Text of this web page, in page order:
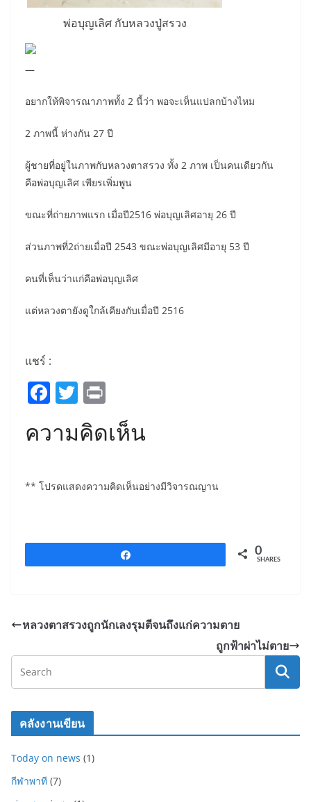
พ่อบุญเลิศ กับหลวงปู่สรวง
—
อยากให้พิจารณาภาพทั้ง 2 นี้ว่า พอจะเห็นแปลกบ้างไหม
2 ภาพนี้ ห่างกัน 27 ปี
ผู้ชายที่อยู่ในภาพกับหลวงตาสรวง ทั้ง 2 ภาพ เป็นคนเดียวกัน
คือพ่อบุญเลิศ เพียรเพิ่มพูน
ขณะที่ถ่ายภาพแรก เมื่อปี2516 พ่อบุญเลิศอายุ 26 ปี
ส่วนภาพที่2ถ่ายเมื่อปี 2543 ขณะพ่อบุญเลิศมีอายุ 53 ปี
คนที่เห็นว่าแก่คือพ่อบุญเลิศ
แต่หลวงตายังดูใกล้เคียงกับเมื่อปี 2516
แชร์ :
F
c
b
k
T
w
itt
in
t
ความคิดเห็น
** โปรดแสดงความคิดเห็นอย่างมีวิจารณญาน
0
SHARES
หลวงตาสรวงถูกนักเลงรุมตีจนถึงแก่ความตาย
ถูกฟ้าผ่าไม่ตาย
คลังงานเขียน
Today on news (1)
กีฬาพาที (7)